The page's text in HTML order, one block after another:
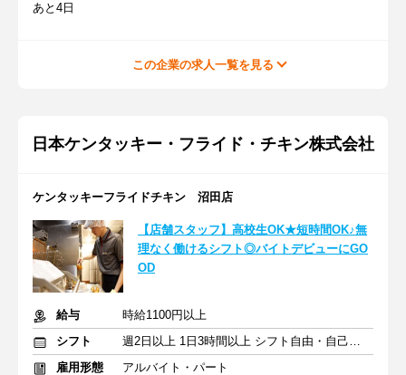
あと4日
この企業の求人一覧を見る
日本ケンタッキー・フライド・チキン株式会社
ケンタッキーフライドチキン 沼田店
【店舗スタッフ】高校生OK★短時間OK♪無
理なく働けるシフト◎バイトデビューにGO
OD
給与
時給1100円以上
シフト
週2日以上 1日3時間以上 シフト自由・自己申告
雇用形態
アルバイト・パート